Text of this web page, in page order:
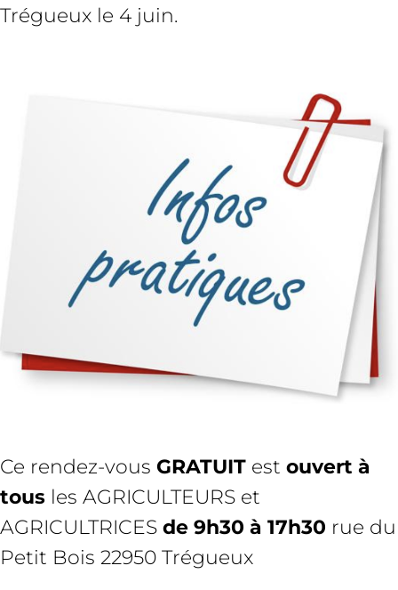
Trégueux le 4 juin.
Ce rendez-vous GRATUIT est ouvert à
tous les AGRICULTEURS et
AGRICULTRICES de 9h30 à 17h30 rue du
Petit Bois 22950 Trégueux